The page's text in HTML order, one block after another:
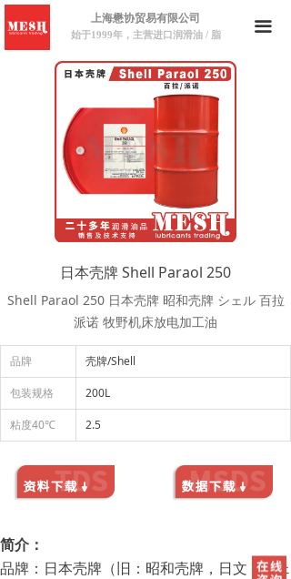
끀
上海懋协贸易有限公司
始于1999年，主营进口润滑油 / 脂
日本壳牌 Shell Paraol 250
简介：
品牌：日本壳牌（旧：昭和壳牌，日文：シェ
Shell Paraol 250 日本壳牌 昭和壳牌 シェル 百拉
派诺 牧野机床放电加工油
品牌 壳牌/Shell
包装规格 200L
粘度40℃ 2.5